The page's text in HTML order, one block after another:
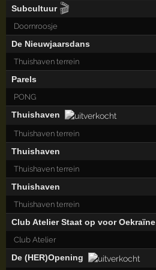
Subcultuur 🎬
Doornroosje
De Nieuwjaarsdans
Thuishaven terrein
Parels
PONG
Thuishaven
Thuishaven terrein
Thuishaven
Thuishaven terrein
Thuishaven
Thuishaven terrein
Club Atelier Staat op voor Oekraïne
Club Atelier
De (HER)Opening